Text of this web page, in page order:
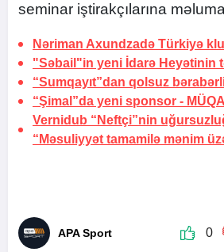
seminar iştirakçılarına
Nəriman Axundzadə Türkiyə
"Səbail"in yeni İdarə Heyətinin
“Sumqayıt”dan qolsuz
“Şimal”da yeni sponsor -
Vernidub “Neftçi”nin
“Məsuliyyət tamamilə mənim
APA Sport 0